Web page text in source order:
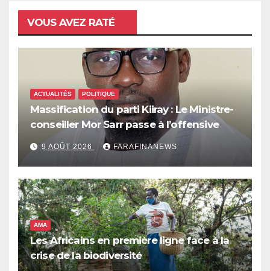
VOUS AVEZ RATÉ
ACTUALITÉS POLITIQUE
Massification du parti Kiiray : Le Ministre-
conseiller Mor Sarr passe à l’offensive
9 AOÛT 2026 FARAFINANEWS
AMA
Les Africains en première ligne face à la
crise de la biodiversité